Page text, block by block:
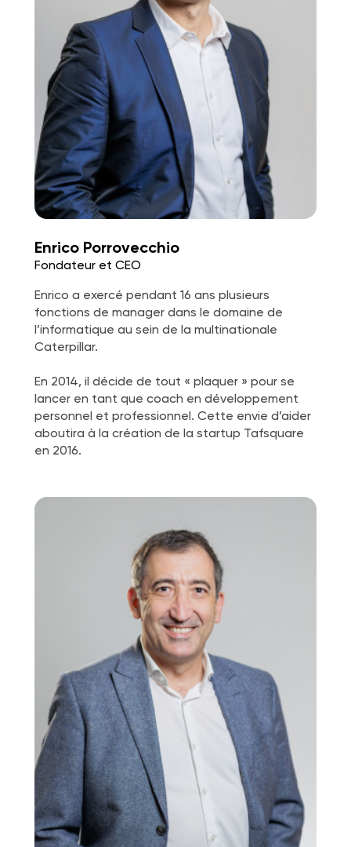
Enrico Porrovecchio
Fondateur et CEO
Enrico a exercé pendant 16 ans plusieurs
fonctions de manager dans le domaine de
l’informatique au sein de la multinationale
Caterpillar.
En 2014, il décide de tout « plaquer » pour se
lancer en tant que coach en développement
personnel et professionnel. Cette envie d’aider
aboutira à la création de la startup Tafsquare
en 2016.